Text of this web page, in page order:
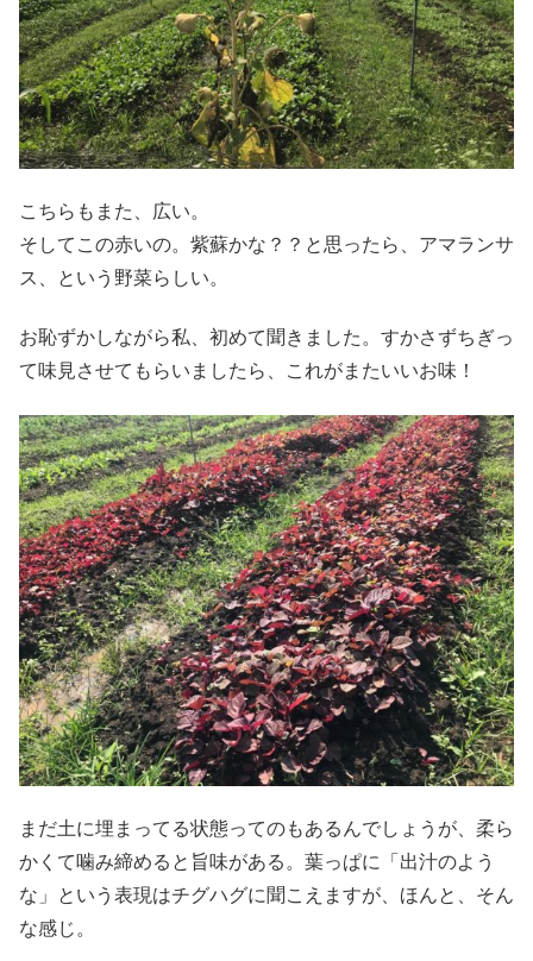
こちらもまた、広い。
そしてこの赤いの。紫蘇かな？？と思ったら、アマランサ
ス、という野菜らしい。
お恥ずかしながら私、初めて聞きました。すかさずちぎっ
て味見させてもらいましたら、これがまたいいお味！
まだ土に埋まってる状態ってのもあるんでしょうが、柔ら
かくて噛み締めると旨味がある。葉っぱに「出汁のよう
な」という表現はチグハグに聞こえますが、ほんと、そん
な感じ。